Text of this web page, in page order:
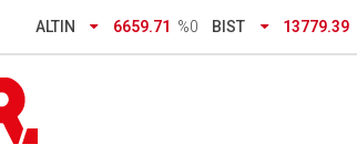
ALTIN 6659.71 %0 BIST 13779.39
yarın sona eriyor